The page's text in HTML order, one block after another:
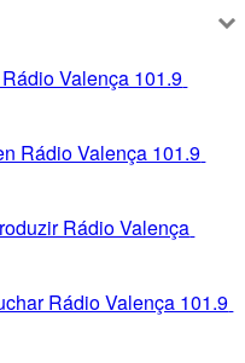
Valença 101.9
Rádio Valença 101.9
Rádio Valença
Rádio Valença 101.9